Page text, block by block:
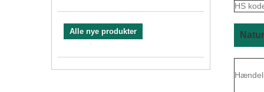
Alle nye produkter
HS